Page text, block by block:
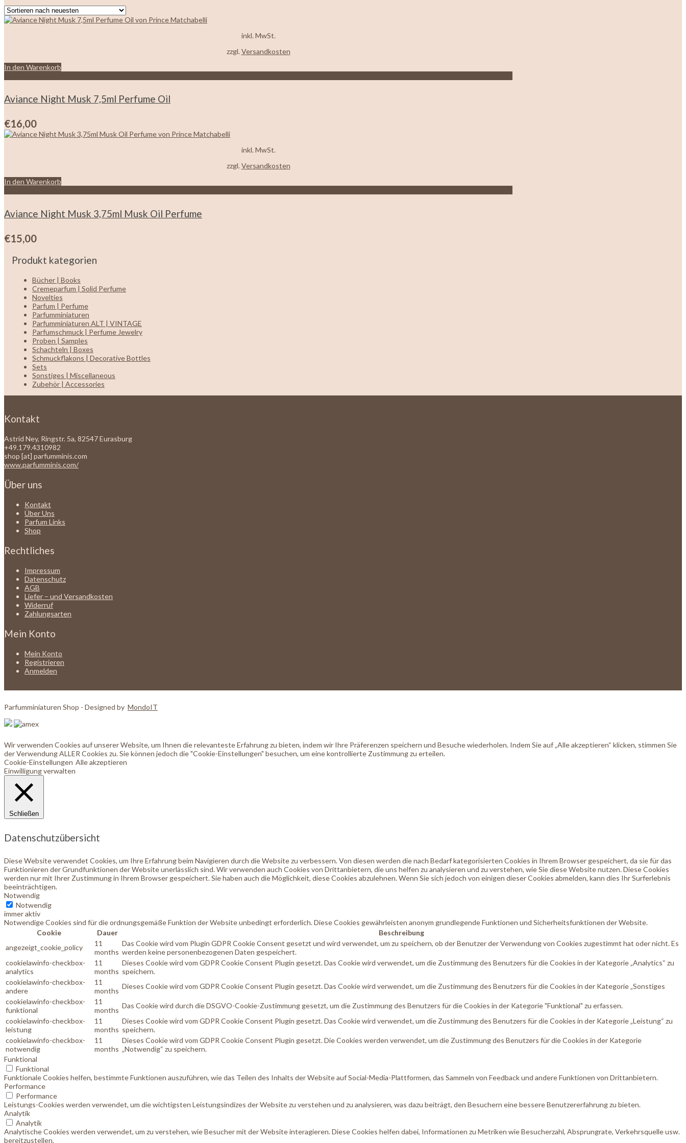
inkl. MwSt.
zzgl. Versandkosten
In den Warenkorb
Aviance Night Musk 7,5ml Perfume Oil
€16,00
inkl. MwSt.
zzgl.Versandkosten
In den Warenkorb
Aviance Night Musk 3,75ml Musk Oil Perfume
€15,00
Produkt kategorien
Bücher | Books
Cremeparfum | Solid Perfume
Novelties
Parfum | Perfume
Parfumminiaturen
Parfumminiaturen ALT | VINTAGE
Parfumschmuck | Perfume Jewelry
Proben | Samples
Schachteln | Boxes
Schmuckflakons | Decorative Bottles
Sets
Sonstiges | Miscellaneous
Zubehör | Accessories
Kontakt
Astrid Ney, Ringstr. 5a, 82547 Eurasburg
+49.179.4310982
shop [at] parfumminis.com
www.parfumminis.com/
Über uns
Kontakt
Über Uns
Parfum Links
Shop
Rechtliches
Impressum
Datenschutz
AGB
Liefer – und Versandkosten
Widerruf
Zahlungsarten
Mein Konto
Mein Konto
Registrieren
Anmelden
Parfumminiaturen Shop - Designed by MondoIT
Wir verwenden Cookies auf unserer Website, um Ihnen die relevanteste Erfahrung zu bieten, indem wir Ihre Präferenzen speichern und Besuche wiederholen. Indem Sie auf „Alle akzeptieren“ klicken, stimmen Sie
der Verwendung ALLER Cookies zu. Sie können jedoch die "Cookie-Einstellungen" besuchen, um eine kontrollierte Zustimmung zu erteilen.
Cookie-Einstellungen Alle akzeptieren
Einwilligung verwalten
Schließen
Datenschutzübersicht
Diese Website verwendet Cookies, um Ihre Erfahrung beim Navigieren durch die Website zu verbessern. Von diesen werden die nach Bedarf kategorisierten Cookies in Ihrem Browser gespeichert, da sie für das
Funktionieren der Grundfunktionen der Website unerlässlich sind. Wir verwenden auch Cookies von Drittanbietern, die uns helfen zu analysieren und zu verstehen, wie Sie diese Website nutzen. Diese Cookies
werden nur mit Ihrer Zustimmung in Ihrem Browser gespeichert. Sie haben auch die Möglichkeit, diese Cookies abzulehnen. Wenn Sie sich jedoch von einigen dieser Cookies abmelden, kann dies Ihr Surferlebnis
beeinträchtigen.
Notwendig
Notwendig
immer aktiv
Notwendige Cookies sind für die ordnungsgemäße Funktion der Website unbedingt erforderlich. Diese Cookies gewährleisten anonym grundlegende Funktionen und Sicherheitsfunktionen der Website.
Cookie
Dauer
Beschreibung
angezeigt_cookie_policy
11
months
Das Cookie wird vom Plugin GDPR Cookie Consent gesetzt und wird verwendet, um zu speichern, ob der Benutzer der Verwendung von Cookies zugestimmt hat oder nicht. Es
werden keine personenbezogenen Daten gespeichert.
cookielawinfo-checkbox-
analytics
11
months
Dieses Cookie wird vom GDPR Cookie Consent Plugin gesetzt. Das Cookie wird verwendet, um die Zustimmung des Benutzers für die Cookies in der Kategorie „Analytics“ zu
speichern.
cookielawinfo-checkbox-
andere
11
months
Dieses Cookie wird vom GDPR Cookie Consent Plugin gesetzt. Das Cookie wird verwendet, um die Zustimmung des Benutzers für die Cookies in der Kategorie „Sonstiges
cookielawinfo-checkbox-
funktional
11
months
Das Cookie wird durch die DSGVO-Cookie-Zustimmung gesetzt, um die Zustimmung des Benutzers für die Cookies in der Kategorie "Funktional" zu erfassen.
cookielawinfo-checkbox-
leistung
11
months
Dieses Cookie wird vom GDPR Cookie Consent Plugin gesetzt. Das Cookie wird verwendet, um die Zustimmung des Benutzers für die Cookies in der Kategorie „Leistung“ zu
speichern.
cookielawinfo-checkbox-
notwendig
11
months
Dieses Cookie wird vom GDPR Cookie Consent Plugin gesetzt. Die Cookies werden verwendet, um die Zustimmung des Benutzers für die Cookies in der Kategorie
„Notwendig“ zu speichern.
Funktional
Funktional
Funktionale Cookies helfen, bestimmte Funktionen auszuführen, wie das Teilen des Inhalts der Website auf Social-Media-Plattformen, das Sammeln von Feedback und andere Funktionen von Drittanbietern.
Performance
Performance
Leistungs-Cookies werden verwendet, um die wichtigsten Leistungsindizes der Website zu verstehen und zu analysieren, was dazu beiträgt, den Besuchern eine bessere Benutzererfahrung zu bieten.
Analytik
Analytik
Analytische Cookies werden verwendet, um zu verstehen, wie Besucher mit der Website interagieren. Diese Cookies helfen dabei, Informationen zu Metriken wie Besucherzahl, Absprungrate, Verkehrsquelle usw.
bereitzustellen.